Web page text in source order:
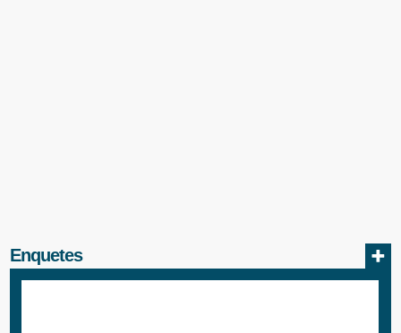
Enquetes